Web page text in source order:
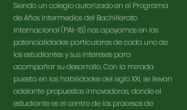
Siendo un colegio autorizado en el Programa
de Años Intermedios del Bachillerato
Internacional (PAI-IB) nos apoyamos en las
potencialidades particulares de cada uno de
los estudiantes y sus intereses para
acompañar su desarrollo. Con la mirada
puesta en las habilidades del siglo XXI, se llevan
adelante propuestas innovadoras, donde el
estudiante es el centro de los procesos de